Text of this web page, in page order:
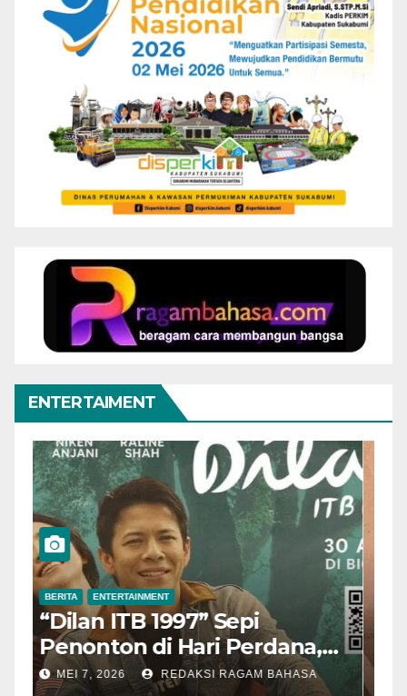
ENTERTAIMENT
BERITA ENTERTAINMENT
“Dilan ITB 1997” Sepi
Penonton di Hari Perdana,
Pengamat Nilai Cerita
MEI 7, 2026 REDAKSI RAGAM BAHASA